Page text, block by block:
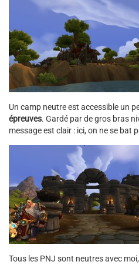
Un camp neutre est accessible un
épreuves. Gardé par de gros bras
message est clair : ici, on ne se bat
Tous les PNJ sont neutres avec